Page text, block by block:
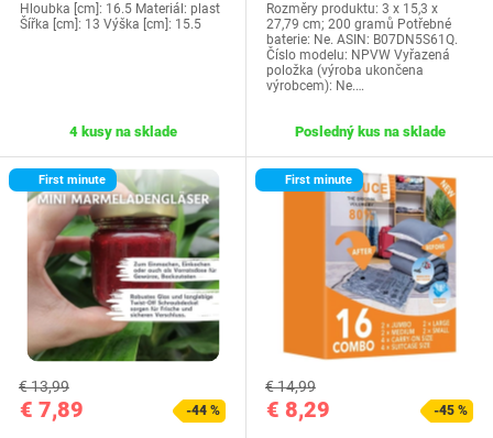
Hloubka [cm]: 16.5 Materiál: plast
Šířka [cm]: 13 Výška [cm]: 15.5
4 kusy na sklade
Rozměry produktu: 3 x 15,3 x
27,79 cm; 200 gramů Potřebné
baterie: Ne. ASIN: B07DN5S61Q.
Číslo modelu: NPVW Vyřazená
položka (výroba ukončena
výrobcem): Ne.…
Posledný kus na sklade
First minute
€ 7,89
€ 13,99
-44 %
First minute
€ 8,29
€ 14,99
-45 %